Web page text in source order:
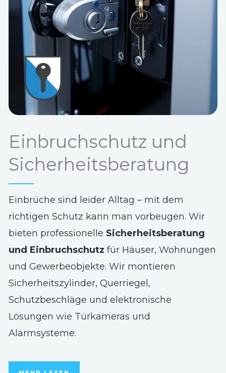
Einbruchschutz und
Sicherheitsberatung
Einbrüche sind leider Alltag – mit dem
richtigen Schutz kann man vorbeugen. Wir
bieten professionelle Sicherheitsberatung
und Einbruchschutz für Häuser, Wohnungen
und Gewerbeobjekte. Wir montieren
Sicherheitszylinder, Querriegel,
Schutzbeschläge und elektronische
Lösungen wie Türkameras und
Alarmsysteme.